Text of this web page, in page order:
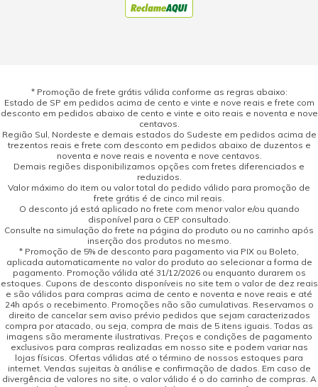
* Promoção de frete grátis válida conforme as regras abaixo:
Estado de SP em pedidos acima de cento e vinte e nove reais e frete com
desconto em pedidos abaixo de cento e vinte e oito reais e noventa e nove
centavos.
Região Sul, Nordeste e demais estados do Sudeste em pedidos acima de
trezentos reais e frete com desconto em pedidos abaixo de duzentos e
noventa e nove reais e noventa e nove centavos.
Demais regiões disponibilizamos opções com fretes diferenciados e
reduzidos.
Valor máximo do item ou valor total do pedido válido para promoção de
frete grátis é de cinco mil reais.
O desconto já está aplicado no frete com menor valor e/ou quando
disponível para o CEP consultado.
Consulte na simulação do frete na página do produto ou no carrinho após
inserção dos produtos no mesmo.
* Promoção de 5% de desconto para pagamento via PIX ou Boleto,
aplicada automaticamente no valor do produto ao selecionar a forma de
pagamento. Promoção válida até 31/12/2026 ou enquanto durarem os
estoques. Cupons de desconto disponíveis no site tem o valor de dez reais
e são válidos para compras acima de cento e noventa e nove reais e até
24h após o recebimento. Promoções não são cumulativas. Reservamos o
direito de cancelar sem aviso prévio pedidos que sejam caracterizados
compra por atacado, ou seja, compra de mais de 5 itens iguais. Todas as
imagens são meramente ilustrativas. Preços e condições de pagamento
exclusivos para compras realizadas em nosso site e podem variar nas
lojas físicas. Ofertas válidas até o término de nossos estoques para
internet. Vendas sujeitas à análise e confirmação de dados. Em caso de
divergência de valores no site, o valor válido é o do carrinho de compras. A